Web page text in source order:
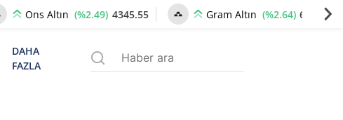
Ons Altın (%2.49) 4345.55 Gram Altın (%2.64) 6664.14
DAHA
FAZLA